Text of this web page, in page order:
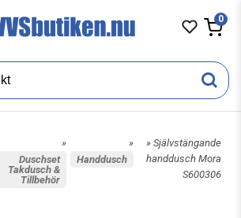
0
»
Duschset
Takdusch &
Tillbehör
»
Handdusch
» Självstängande
handdusch Mora
S600306